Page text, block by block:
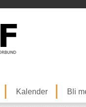
Kalender Bli